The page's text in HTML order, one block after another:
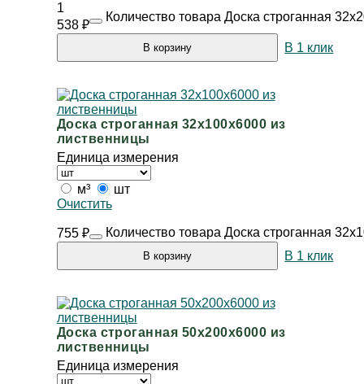
1
538 ₽
Количество товара Доска строганная
В корзину В 1 клик
Доска строганная 32х100х6000 из
лиственницы
Единица измерения
м³
шт
Очистить
755 ₽ Количество товара Доска строганная
В корзину В 1 клик
Доска строганная 50х200х6000 из
лиственницы
Единица измерения